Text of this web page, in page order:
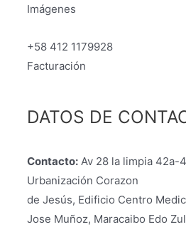
Imágenes
+58 412 1179928
Facturación
DATOS DE
Contacto: Av 28 la limpia 42a-
Urbanización Corazon
de Jesús, Edificio Centro
Jose Muñoz, Maracaibo Edo